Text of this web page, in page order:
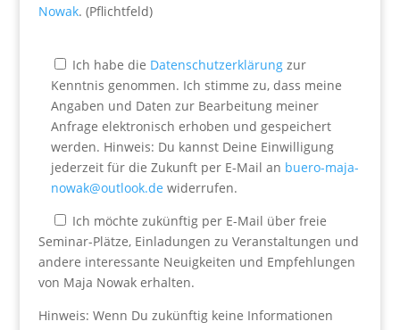
Nowak. (Pflichtfeld)
Ich habe die Datenschutzerklärungzur
Kenntnis genommen. Ich stimme zu, dass meine
Angaben und Daten zur Bearbeitung meiner
Anfrage elektronisch erhoben und gespeichert
werden. Hinweis: Du kannst Deine Einwilligung
jederzeit für die Zukunft per E-Mail an buero-maja-
nowak@outlook.de widerrufen.
Ich möchte zukünftig per E-Mail über freie
Seminar-Plätze, Einladungen zu Veranstaltungen und
andere interessante Neuigkeiten und Empfehlungen
von Maja Nowak erhalten.
Hinweis: Wenn Du zukünftig keine Informationen